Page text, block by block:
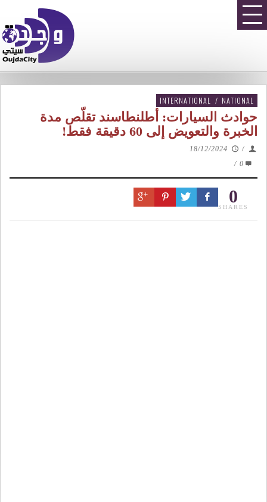
INTERNATIONAL / NATIONAL
حوادث السيارات: أطلنطاسند تقلّص مدة
الخبرة والتعويض إلى 60 دقيقة فقط!
/
18/12/2024
0
/
0
SHARES